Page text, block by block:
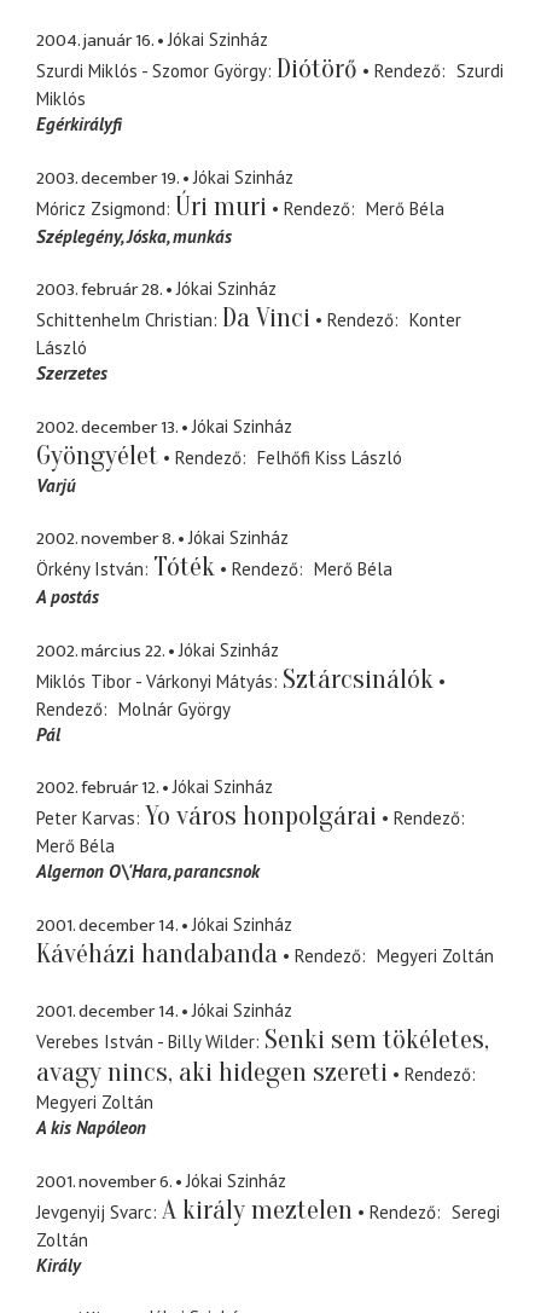
2004. január 16.
Jókai Szinház
Szurdi Miklós - Szomor György Diótörő Rendező
Szurdi
Miklós
Egérkirályfi
2003. december 19.
Jókai Szinház
Móricz Zsigmond Úri muri Rendező
Merő Béla
Széplegény, Jóska munkás
2003. február 28.
Jókai Szinház
Schittenhelm Christian Da Vinci Rendező
Konter
László
Szerzetes
2002. december 13. Jókai Szinház
Gyöngyélet Rendező
Felhőfi Kiss László
Varjú
2002. november 8.
Jókai Szinház
Örkény István Tóték Rendező
Merő Béla
A postás
2002. március 22.
Jókai Szinház
Miklós Tibor - Várkonyi Mátyás Sztárcsinálók
Rendező
Molnár György
Pál
2002. február 12.
Jókai Szinház
Peter Karvas Yo város honpolgárai
Rendező
Merő Béla
Algernon O\'Hara parancsnok
2001. december 14. Jókai Szinház
Kávéházi handabanda Rendező Megyeri Zoltán
2001. december 14.
Jókai Szinház
Verebes István - Billy Wilder Senki sem tökéletes,
avagy nincs, aki hidegen szereti
Rendező
Megyeri Zoltán
A kis Napóleon
2001. november 6.
Jókai Szinház
Jevgenyij Svarc A király meztelen Rendező
Seregi
Zoltán
Király